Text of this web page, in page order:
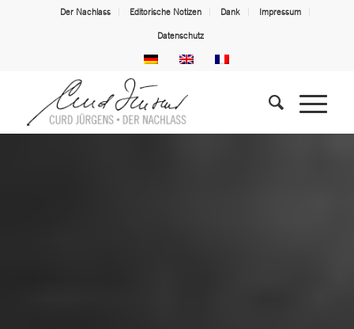
Der Nachlass Editorische Notizen Dank Impressum
Datenschutz